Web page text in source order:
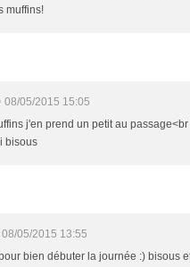
muffins!
08/05/2015 15:05
j'en prend un petit au passage<br
bisous
08/05/2015 13:55
bien débuter la journée :) bisous